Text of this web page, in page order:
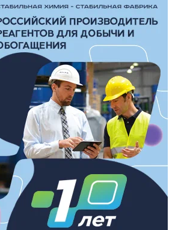
Russia 2026
Новый сезон
2025
Майнинг 2025
выставки
2024
Майнинг 2024